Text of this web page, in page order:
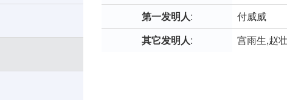
第一发明人:
付威威
其它发明人: 宫雨生,赵